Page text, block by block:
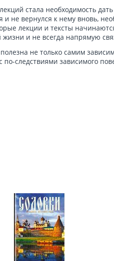
стала необходимость
не вернулся к нему вновь,
лекции и тексты
и не всегда напрямую
не только самим
следствиями зависимого